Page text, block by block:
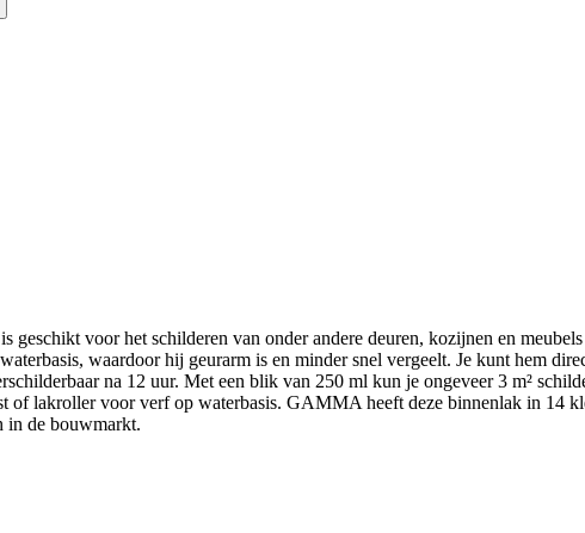
voor het schilderen van onder andere deuren, kozijnen en
waardoor hij geurarm is en minder snel vergeelt. Je kunt hem
na 12 uur. Met een blik van 250 ml kun je ongeveer 3 m²
of lakroller voor verf op waterbasis. GAMMA heeft deze binnenlak in 14
in de bouwmarkt.